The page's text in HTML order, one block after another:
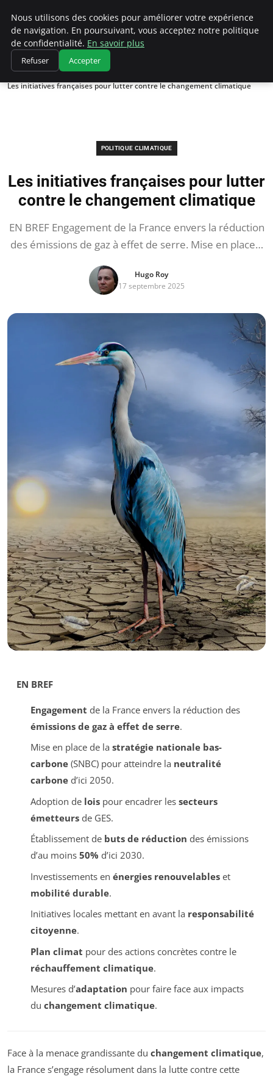
Climatedebtagents
Accueil
Politique climatique
Les initiatives françaises pour lutter contre le changement climatique
POLITIQUE CLIMATIQUE
Les initiatives françaises pour lutter
contre le changement climatique
EN BREF Engagement de la France envers la réduction
des émissions de gaz à effet de serre. Mise en place…
Hugo Roy
17 septembre 2025
EN BREF
Engagement de la France envers la réduction des
émissions de gaz à effet de serre.
Mise en place de la stratégie nationale bas-
carbone(SNBC) pour atteindre la neutralité
carboned’ici 2050.
Adoption de loispour encadrer les secteurs
émetteursde GES.
Établissement de buts de réduction des émissions
d’au moins 50% d’ici 2030.
Investissements en énergies renouvelableset
mobilité durable.
Initiatives locales mettant en avant la responsabilité
citoyenne.
Plan climat pour des actions concrètes contre le
réchauffement climatique.
Mesures d’adaptation pour faire face aux impacts
du changement climatique.
Face à la menace grandissante du changement climatique,
la France s’engage résolument dans la lutte contre cette
Nous utilisons des cookies pour améliorer votre expérience
de navigation. En poursuivant, vous acceptez notre politique
de confidentialité. En savoir plus
Refuser Accepter